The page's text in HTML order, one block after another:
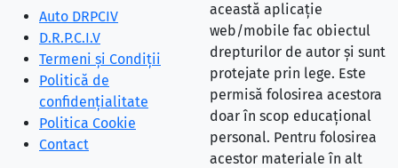
Auto DRPCIV
D.R.P.C.I.V
Termeni și Condiții
Politică de
confidențialitate
Politica Cookie
Contact
această aplicație
web/mobile fac obiectul
drepturilor de autor și sunt
protejate prin lege. Este
permisă folosirea acestora
doar în scop educațional
personal. Pentru folosirea
acestor materiale în alt